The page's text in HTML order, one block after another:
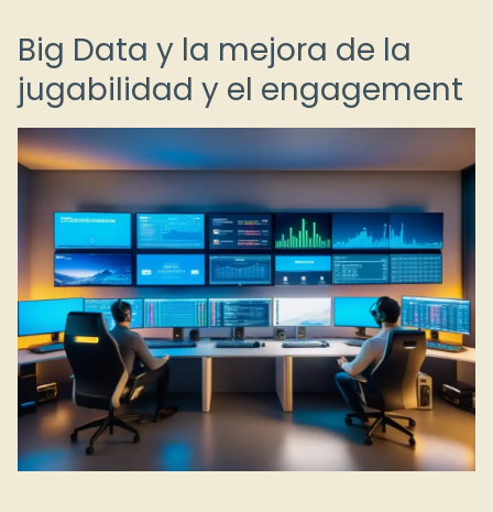
Big Data y la mejora de la
jugabilidad y el engagement